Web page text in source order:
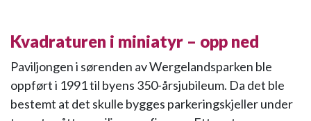
Kvadraturen i miniatyr – opp ned
Paviljongen i sørenden av Wergelandsparken ble
oppført i 1991 til byens 350-årsjubileum. Da det ble
bestemt at det skulle bygges parkeringskjeller under